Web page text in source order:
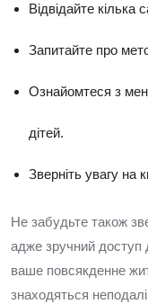
Відвідайте кілька
Запитайте про
Ознайомтеся з
дітей.
Зверніть увагу на
Не забудьте також
адже зручний доступ
ваше повсякденне
знаходяться